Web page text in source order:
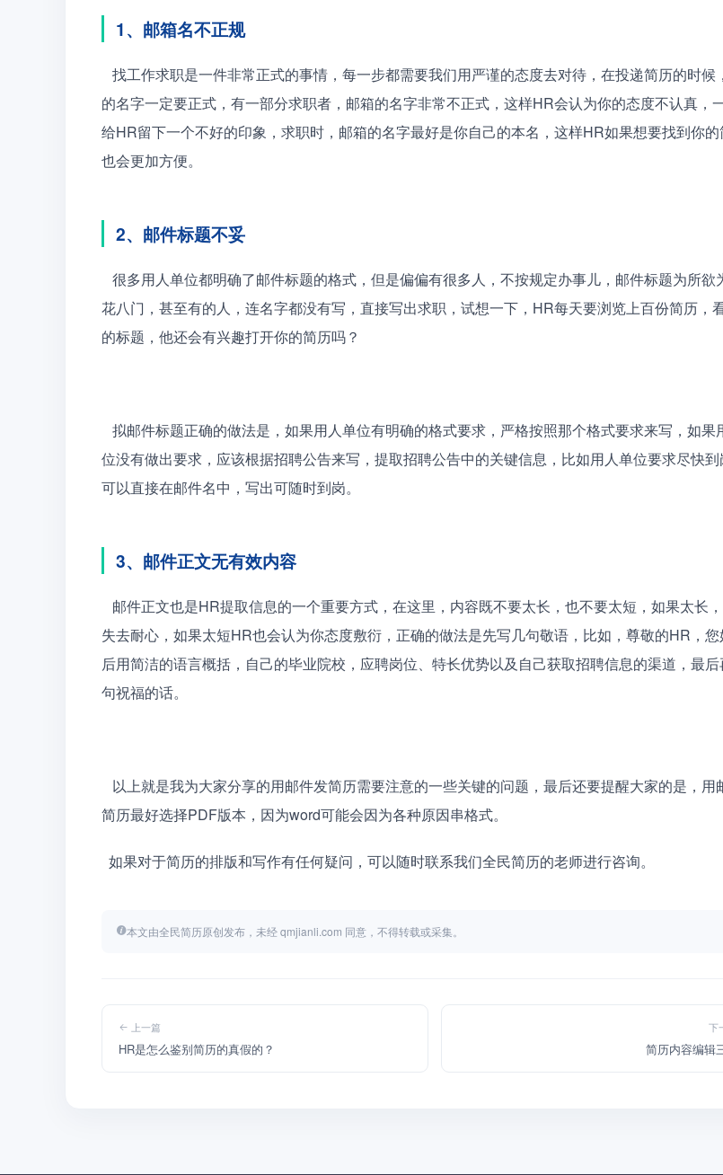
1、邮箱名不正规
的名字一定要正式，有一部分求职者，邮箱的名字非常不正式，这样HR会认为你的态度不认真，
给HR留下一个不好的印象，求职时，邮箱的名字最好是你自己的本名，这样HR如果想要找到你的
也会更加方便。
2、邮件标题不妥
花八门，甚至有的人，连名字都没有写，直接写出求职，试想一下，HR每天要浏览上百份简历，
的标题，他还会有兴趣打开你的简历吗？
位没有做出要求，应该根据招聘公告来写，提取招聘公告中的关键信息，比如用人单位要求尽快
可以直接在邮件名中，写出可随时到岗。
3、邮件正文无有效内容
失去耐心，如果太短HR也会认为你态度敷衍，正确的做法是先写几句敬语，比如，尊敬的HR，您
后用简洁的语言概括，自己的毕业院校，应聘岗位、特长优势以及自己获取招聘信息的渠道，最后
句祝福的话。
简历最好选择PDF版本，因为word可能会因为各种原因串格式。
  如果对于简历的排版和写作有任何疑问，可以随时联系我们全民简历的老师进行咨询。
本文由全民简历原创发布，未经 qmjianli.com 同意，不得转载或采集。
上一篇
HR是怎么鉴别简历的真假的？
下
简历内容编辑